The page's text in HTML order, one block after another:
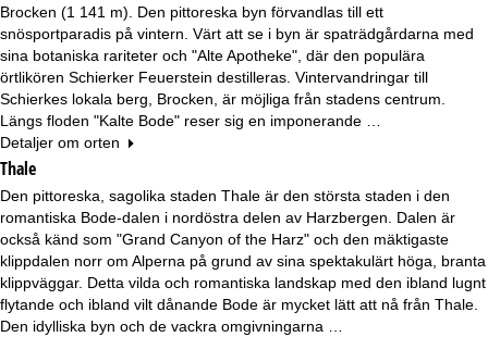
Brocken (1 141 m). Den pittoreska byn förvandlas till ett
snösportparadis på vintern. Värt att se i byn är spaträdgårdarna med
sina botaniska rariteter och "Alte Apotheke", där den populära
örtlikören Schierker Feuerstein destilleras. Vintervandringar till
Schierkes lokala berg, Brocken, är möjliga från stadens centrum.
Längs floden "Kalte Bode" reser sig en imponerande …
Detaljer om orten
Thale
Den pittoreska, sagolika staden Thale är den största staden i den
romantiska Bode-dalen i nordöstra delen av Harzbergen. Dalen är
också känd som "Grand Canyon of the Harz" och den mäktigaste
klippdalen norr om Alperna på grund av sina spektakulärt höga, branta
klippväggar. Detta vilda och romantiska landskap med den ibland lugnt
flytande och ibland vilt dånande Bode är mycket lätt att nå från Thale.
Den idylliska byn och de vackra omgivningarna …